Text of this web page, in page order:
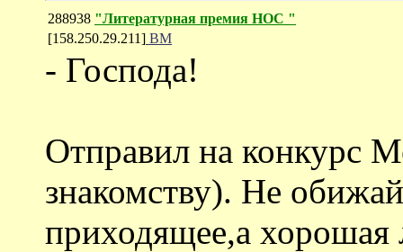
288938 "Литературная премия НОС "
[158.250.29.211] ВМ
- Господа!
Отправил на конкурс
знакомству). Не
приходящее,а хорошая